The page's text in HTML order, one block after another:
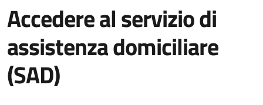
Accedere al servizio di
assistenza domiciliare
(SAD)